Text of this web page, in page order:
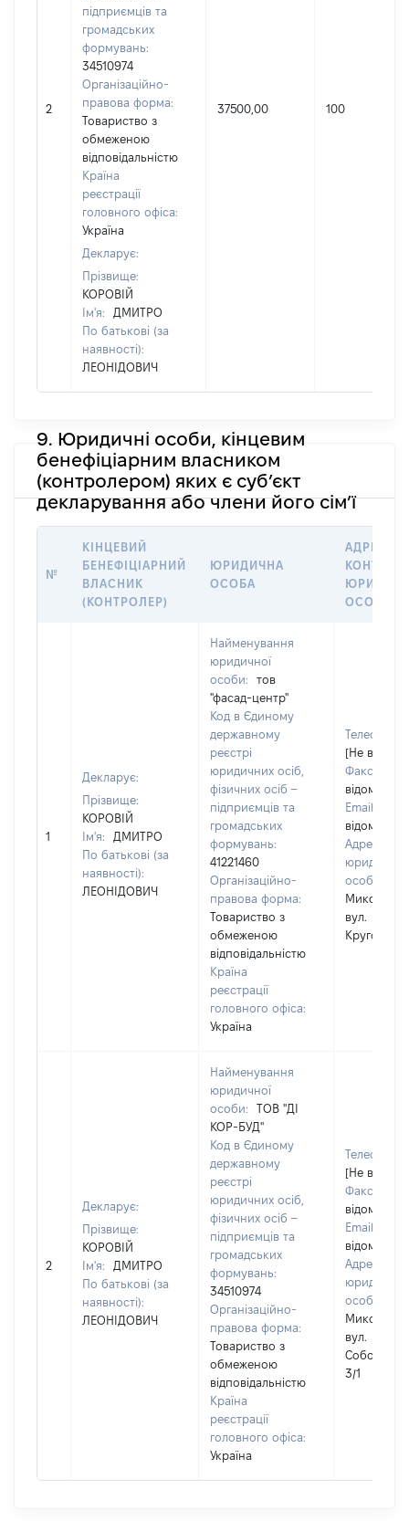
2
підприємців та
громадських
формувань:
34510974
Організаційно-
правова форма:
Товариство з
обмеженою
відповідальністю
Країна
реєстрації
головного офіса:
Україна
Декларує:
Прізвище:
КОРОВІЙ
Ім'я:
ДМИТРО
По батькові (за
наявності):
ЛЕОНІДОВИЧ
37500,00 100
9. Юридичні особи, кінцевим
бенефіціарним власником
(контролером) яких є суб’єкт
декларування або члени його сім’ї
№
КІНЦЕВИЙ
БЕНЕФІЦІАРНИЙ
ВЛАСНИК
(КОНТРОЛЕР)
ЮРИДИЧНА
ОСОБА
АДРЕСА
ОСОБИ
1
Декларує:
Прізвище:
КОРОВІЙ
Ім'я:
ДМИТРО
По батькові (за
наявності):
ЛЕОНІДОВИЧ
Найменування
юридичної
особи:
тов
"фасад-центр"
Код в Єдиному
державному
реєстрі
юридичних осіб,
фізичних осіб –
підприємців та
громадських
формувань:
41221460
Організаційно-
правова форма:
Товариство з
обмеженою
відповідальністю
Країна
реєстрації
головного офіса:
Україна
Телефон:
[Не відомо]
Факс:
відомо]
Email:
відомо]
Адреса
юридичної
особи:
Миколаїв,
вул.
Кругова 44
2
Декларує:
Прізвище:
КОРОВІЙ
Ім'я:
ДМИТРО
По батькові (за
наявності):
ЛЕОНІДОВИЧ
Найменування
юридичної
особи:
ТОВ "ДІ
КОР-БУД"
Код в Єдиному
державному
реєстрі
юридичних осіб,
фізичних осіб –
підприємців та
громадських
формувань:
34510974
Організаційно-
правова форма:
Товариство з
обмеженою
відповідальністю
Країна
реєстрації
головного офіса:
Україна
Телефон:
[Не відомо]
Факс:
відомо]
Email:
відомо]
Адреса
юридичної
особи:
Миколаїв,
вул.
Соборна
3/1